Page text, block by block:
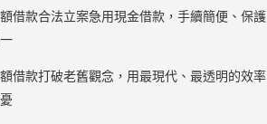
借款合法立案急用現金借款，手續簡便、保護
借款打破老舊觀念，用最現代、最透明的效率